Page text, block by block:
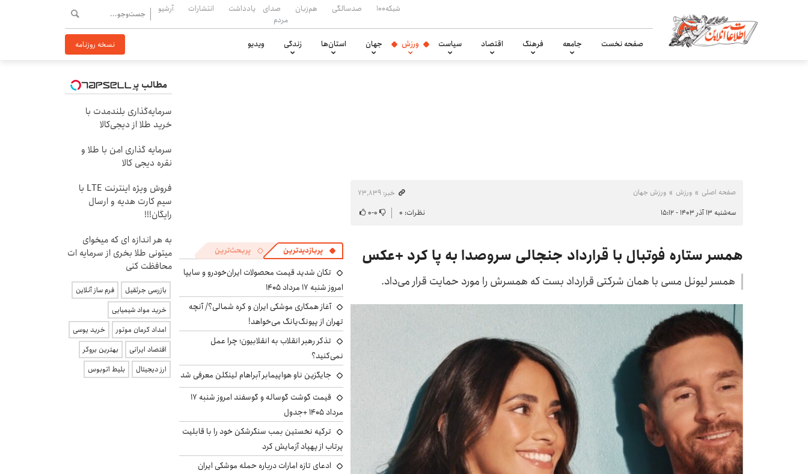
شبکه۱۰۰ صدسالگی هم‌زبان
صدای
مردم
یادداشت انتشارات آرشیو
صفحه نخست جامعه فرهنگ اقتصاد سیاست ورزش جهان استان‌ها زندگی ویدیو نسخه روزنامه
صفحه اصلی ورزش ورزش جهان
خبر: ۷۳٬۸۳۹
سه‌شنبه ۱۳ آذر ۱۴۰۳ - ۱۵:۱۲
نظرات: ۰ ۰-۰
همسر ستاره فوتبال با قرارداد جنجالی سروصدا به پا کرد +عکس
همسر لیونل مسی با همان شرکتی قرارداد بست که همسرش را مورد حمایت قرار می‌داد.
پربازدیدترین پربحث‌ترین
تکان شدید قیمت محصولات ایران‌خودرو و سایپا
امروز شنبه ۱۷ مرداد ۱۴۰۵
آغاز همکاری موشکی ایران و کره شمالی؟/ آنچه
تهران از پیونگ‌یانگ می‌خواهد!
تذکر رهبر انقلاب به انقلابیون؛ چرا عمل
نمی‌کنید؟
جایگزین ناو هواپیمابر آبراهام لینکلن معرفی شد
قیمت گوشت گوساله و گوسفند امروز شنبه ۱۷
مرداد ۱۴۰۵ +جدول
ترکیه نخستین بمب سنگرشکن خود را با قابلیت
پرتاب از پهپاد آزمایش کرد
ادعای تازه امارات درباره حمله موشکی ایران
مطالب پیشنهادی
سرمایه‌گذاری بلندمدت با
خرید طلا از دیجی‌کالا
سرمایه گذاری امن با طلا و
نقره دیجی کالا
فروش ویژه اینترنت LTE با
سیم کارت هدیه و ارسال
رایگان!!!
به هر اندازه ای که میخوای
میتونی طلا بخری از سرمایه ات
محافظت کنی
بازرسی جرثقیل
فرم ساز آنلاین
خرید مواد شیمیایی
امداد کرمان موتور
خرید یوسی
اقتصاد ایرانی
بهترین بروکر
ارز دیجیتال
بلیط اتوبوس